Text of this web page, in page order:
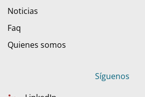
Noticias
Faq
Quienes somos
Síguenos